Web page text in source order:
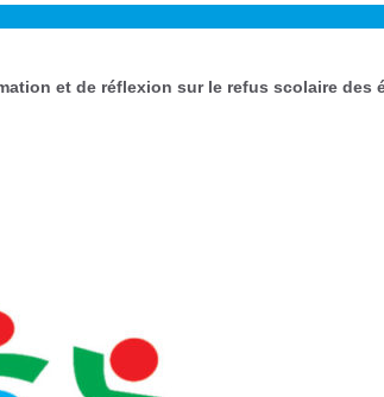
et de réflexion sur le refus scolaire des